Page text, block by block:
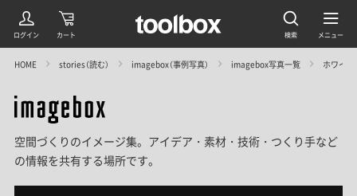
HOME stories（読む） imagebox（事例写真） imagebox写真一覧 ホワイ
空間づくりのイメージ集。アイデア・素材・技術・つくり手など
の情報を共有する場所です。